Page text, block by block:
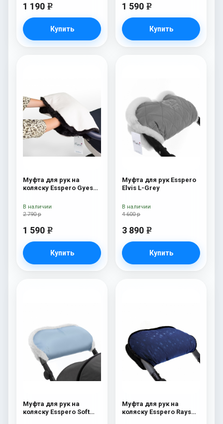
1 190 e
Купить
1 590 e
Купить
Муфта для рук на
коляску Esspero Gуеs
2 790 р
1 590 e
Купить
В наличии
Муфта для рук Esspero
Elvis L-Grey
4 600 р
3 890 e
Купить
В наличии
Муфта для рук на
коляску Esspero Soft
Муфта для рук на
коляску Esspero Rays